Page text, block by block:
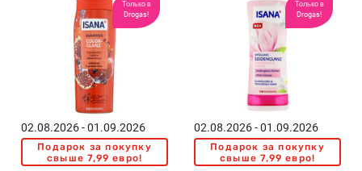
Только в
Drogas!
02.08.2026 - 01.09.2026
Подарок за покупку
свыше 7,99 евро!
Только в
Drogas!
02.08.2026 - 01.09.2026
Подарок за покупку
свыше 7,99 евро!